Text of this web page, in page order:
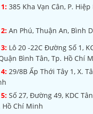
385 Kha Vạn Cân, P.
An Phú, Thuận An, Bình
Lô 20 -22C Đường Số 1,
Bình Tân, Tp. Hồ Chí
29/8B Ấp Thới Tây 1, X.
Số 27, Đường 49, KDC
Hồ Chí Minh